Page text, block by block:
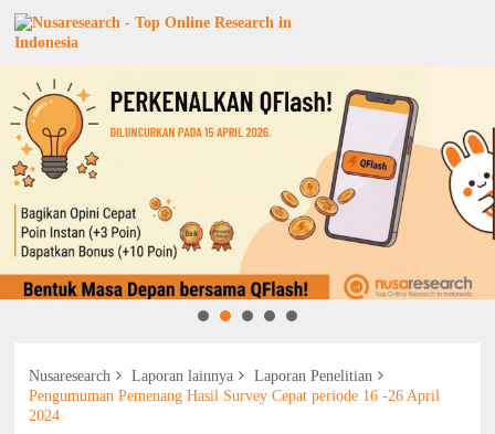
Nusaresearch Laporan lainnya
Laporan Penelitian
Pengumuman Pemenang Hasil Survey Cepat periode 16 -26 April
2024